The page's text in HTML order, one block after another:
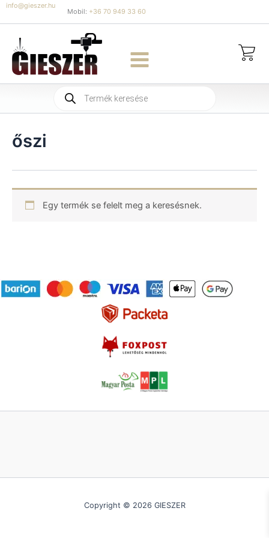
Skip
to
content
info@gieszer.hu
Mobil: +36 70 949 33 60
Products
search
őszi
Egy termék se felelt meg a keresésnek.
Copyright © 2026 GIESZER